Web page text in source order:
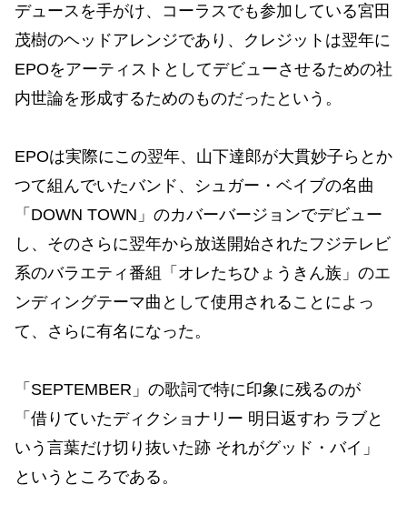
デュースを手がけ、コーラスでも参加している宮田
茂樹のヘッドアレンジであり、クレジットは翌年に
EPOをアーティストとしてデビューさせるための社
内世論を形成するためのものだったという。
EPOは実際にこの翌年、山下達郎が大貫妙子らとか
つて組んでいたバンド、シュガー・ベイブの名曲
「DOWN TOWN」のカバーバージョンでデビュー
し、そのさらに翌年から放送開始されたフジテレビ
系のバラエティ番組「オレたちひょうきん族」のエ
ンディングテーマ曲として使用されることによっ
て、さらに有名になった。
「SEPTEMBER」の歌詞で特に印象に残るのが
「借りていたディクショナリー 明日返すわ ラブと
いう言葉だけ切り抜いた跡 それがグッド・バイ」
というところである。